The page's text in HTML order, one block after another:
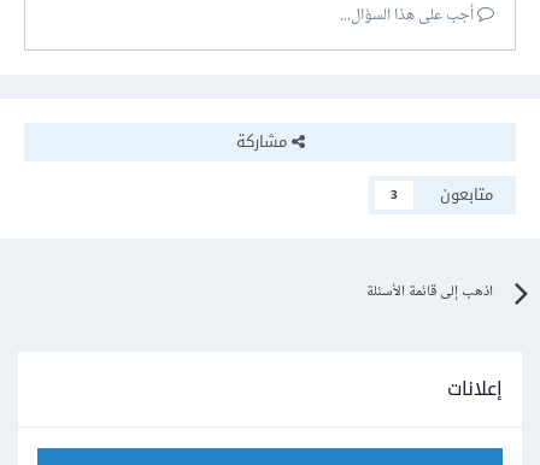
أجب على هذا السؤال...
مشاركة
متابعون
3
اذهب إلى قائمة الأسئلة
إعلانات